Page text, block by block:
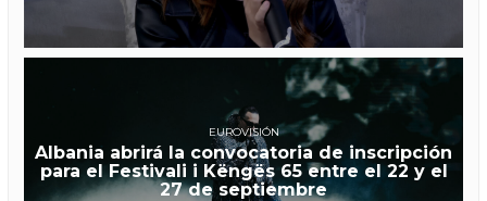
EUROVISIÓN
Albania abrirá la convocatoria de inscripción
para el Festivali i Këngës 65 entre el 22 y el
27 de septiembre